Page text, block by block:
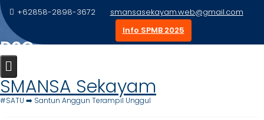
Skip
to
content
+62858-2898-3672
smansasekayam.web@gmail.com
Info SPMB 2025
SMANSA Sekayam
#SATU ➡️ Santun Anggun Terampil Unggul
DSC_0262.JPG
Home